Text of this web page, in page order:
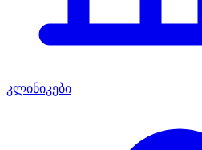
კლინიკები